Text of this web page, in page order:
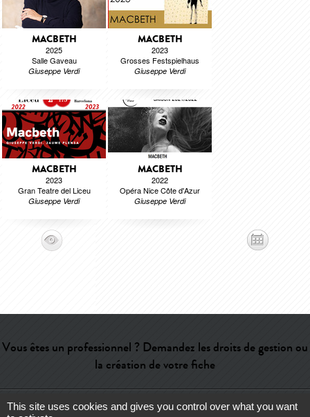
MACBETH
2025
Salle Gaveau
Giuseppe Verdi
MACBETH
2023
Grosses Festspielhaus
Giuseppe Verdi
MACBETH
2023
Gran Teatre del Liceu
Giuseppe Verdi
MACBETH
2022
Opéra Nice Côte d'Azur
Giuseppe Verdi
Vous êtes un professionnel ? Demandez les droits de gestion ou
la création de votre fiche
Aide-Contact-Admin-Lexique-CGU-Qui sommes-nous ?-
This site uses cookies and gives you control over what you want